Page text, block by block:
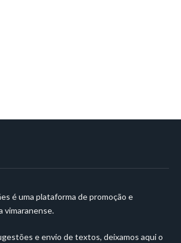
é uma plataforma de promoção e
vimaranense.
e envio de textos, deixamos aqui o